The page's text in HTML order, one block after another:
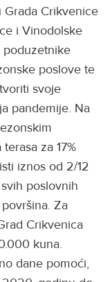
Grada Crikvenice
i Vinodolske
poduzetnike
poslove te
svoje
pandemije. Na
za 17%
iznos od 2/12
poslovnih
Za
Crikvenica
kuna.
dane pomoći,